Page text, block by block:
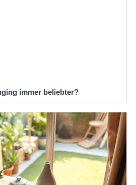
immer beliebter?